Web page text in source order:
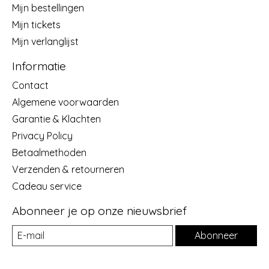
Mijn bestellingen
Mijn tickets
Mijn verlanglijst
Informatie
Contact
Algemene voorwaarden
Garantie & Klachten
Privacy Policy
Betaalmethoden
Verzenden & retourneren
Cadeau service
Abonneer je op onze nieuwsbrief
Abonneer